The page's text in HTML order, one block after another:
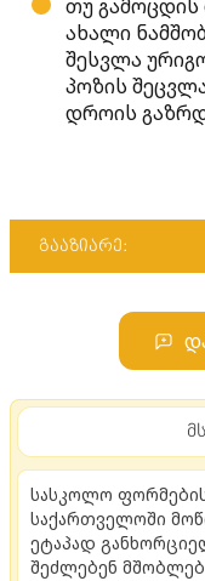
თუ
ახალი
შესვლა
პოზის
დროის
გააზიარე:
სასკოლო
საქართველოში
ეტაპად
შეძლებენ